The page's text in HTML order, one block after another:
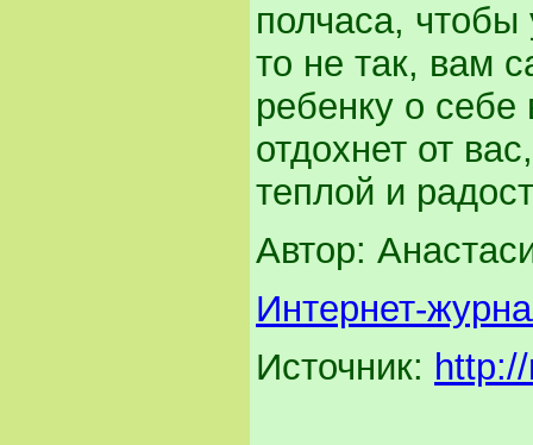
полчаса, чтобы
то не так, вам
ребенку о себе
отдохнет от
теплой и
Автор:
Интернет-
Источник: